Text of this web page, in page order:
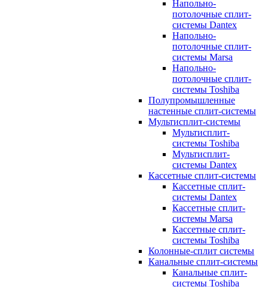
Напольно-
потолочные сплит-
системы Dantex
Напольно-
потолочные сплит-
системы Marsa
Напольно-
потолочные сплит-
системы Toshiba
Полупромышленные
настенные сплит-системы
Мультисплит-системы
Мультисплит-
системы Toshiba
Мультисплит-
системы Dantex
Кассетные сплит-системы
Кассетные сплит-
системы Dantex
Кассетные сплит-
системы Marsa
Кассетные сплит-
системы Toshiba
Колонные-сплит системы
Канальные сплит-системы
Канальные сплит-
системы Toshiba